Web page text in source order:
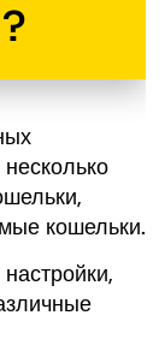
кошельки.